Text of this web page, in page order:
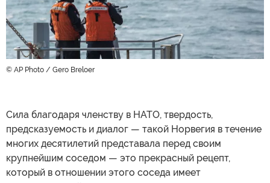
© AP Photo / Gero Breloer
Сила благодаря членству в НАТО, твердость,
предсказуемость и диалог — такой Норвегия в течение
многих десятилетий представала перед своим
крупнейшим соседом — это прекрасный рецепт,
который в отношении этого соседа имеет